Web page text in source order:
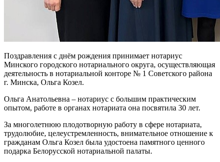
Поздравления с днём рождения принимает нотариус
Минского городского нотариального округа, осуществляющая
деятельность в нотариальной конторе № 1 Советского района
г. Минска, Ольга Козел.
Ольга Анатольевна – нотариус с большим практическим
опытом, работе в органах нотариата она посвятила 30 лет.
За многолетнюю плодотворную работу в сфере нотариата,
трудолюбие, целеустремленность, внимательное отношение к
гражданам Ольга Козел была удостоена памятного ценного
подарка Белорусской нотариальной палаты.